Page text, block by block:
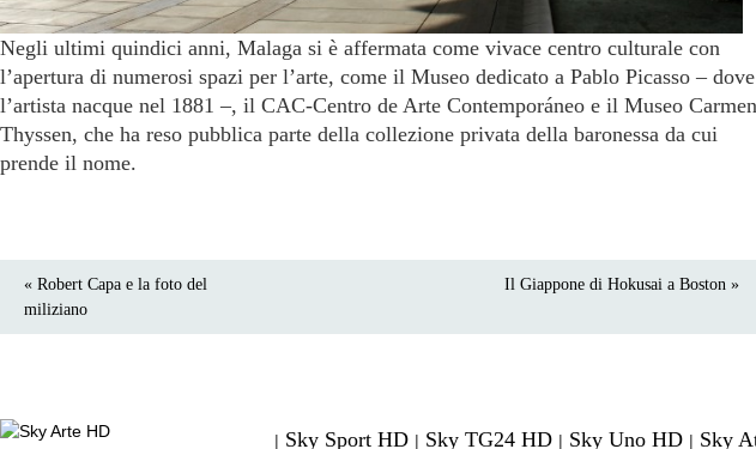
Negli ultimi quindici anni, Malaga si è affermata come vivace centro culturale con
l’apertura di numerosi spazi per l’arte, come il Museo dedicato a Pablo Picasso – dove
l’artista nacque nel 1881 –, il CAC-Centro de Arte Contemporáneo e il Museo Carmen
Thyssen, che ha reso pubblica parte della collezione privata della baronessa da cui
prende il nome.
« Robert Capa e la foto del
miliziano
Il Giappone di Hokusai a Boston »
Sky Sport HD Sky TG24 HD Sky Uno HD Sky